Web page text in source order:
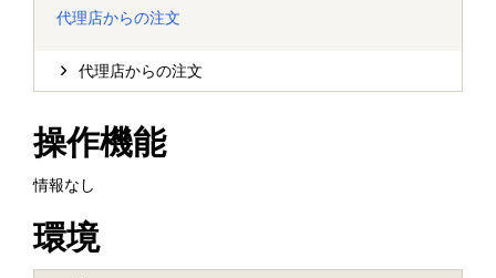
代理店からの注文
代理店からの注文
操作機能
情報なし
環境